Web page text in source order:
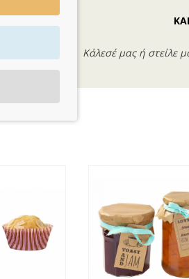
Κάλεσέ μας ή στείλε